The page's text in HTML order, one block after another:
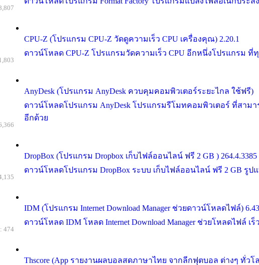
CPU-Z (โปรแกรม CPU-Z วัดดูความเร็ว CPU เครื่องคุณ) 2.20.1
ดาวน์โหลด CPU-Z โปรแกรมวัดความเร็ว CPU อีกหนึ่งโปรแกรม
AnyDesk (โปรแกรม AnyDesk ควบคุมคอมพิวเตอร์ระยะไกล ใช้ฟรี)
ดาวน์โหลดโปรแกรม AnyDesk โปรแกรมรีโมทคอมพิวเตอร์ ที่สา
อีกด้วย
DropBox (โปรแกรม Dropbox เก็บไฟล์ออนไลน์ ฟรี 2 GB ) 264.4.3385
ดาวน์โหลดโปรแกรม DropBox ระบบ เก็บไฟล์ออนไลน์ ฟรี 2 GB รู
IDM (โปรแกรม Internet Download Manager ช่วยดาวน์โหลดไฟล์)
ดาวน์โหลด IDM โหลด Internet Download Manager ช่วยโหลดไฟล์
Thscore (App รายงานผลบอลสดภาษาไทย จากลีกฟุตบอล ต่างๆ ทั่วโ
474